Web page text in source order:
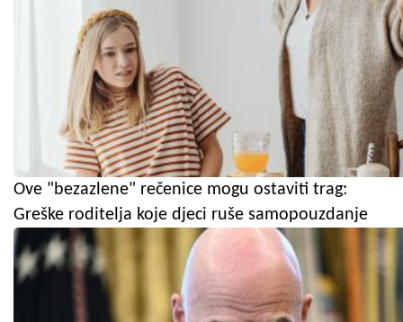
Ove "bezazlene" rečenice mogu ostaviti trag:
Greške roditelja koje djeci ruše samopouzdanje